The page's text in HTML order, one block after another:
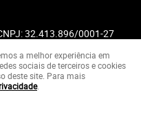
32.413.896/0001-27
a melhor experiência em
sociais de terceiros e cookies
deste site. Para mais
.